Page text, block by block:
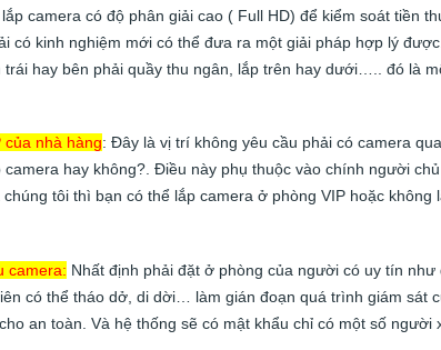
camera có độ phân giải cao ( Full HD) để kiểm soát tiền
có kinh nghiệm mới có thể đưa ra một giải pháp hợp lý
trái hay bên phải quầy thu ngân, lắp trên hay dưới….. đó là
của nhà hàng: Đây là vị trí không yêu cầu phải có camera
camera hay không?. Điều này phụ thuộc vào chính người
tôi thì bạn có thể lắp camera ở phòng VIP hoặc
camera: Nhất định phải đặt ở phòng của người có uy tín
có thể tháo dở, di dời… làm gián đoạn quá trình giám sát
an toàn. Và hệ thống sẽ có mật khẩu chỉ có một số người